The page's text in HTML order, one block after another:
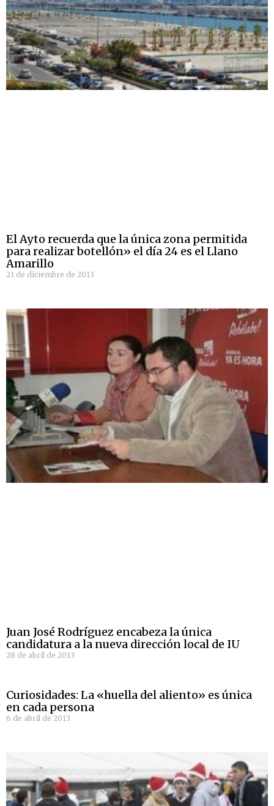
El Ayto recuerda que la única zona permitida
para realizar botellón» el día 24 es el Llano
Amarillo
21 de diciembre de 2013
Juan José Rodríguez encabeza la única
candidatura a la nueva dirección local de IU
28 de abril de 2013
Curiosidades: La «huella del aliento» es única
en cada persona
6 de abril de 2013